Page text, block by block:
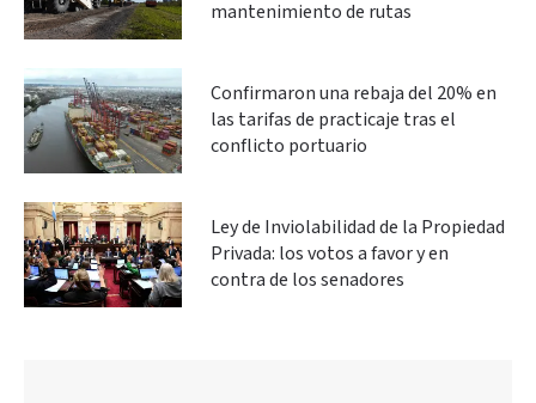
mantenimiento de rutas
Confirmaron una rebaja del 20% en
las tarifas de practicaje tras el
conflicto portuario
Ley de Inviolabilidad de la Propiedad
Privada: los votos a favor y en
contra de los senadores